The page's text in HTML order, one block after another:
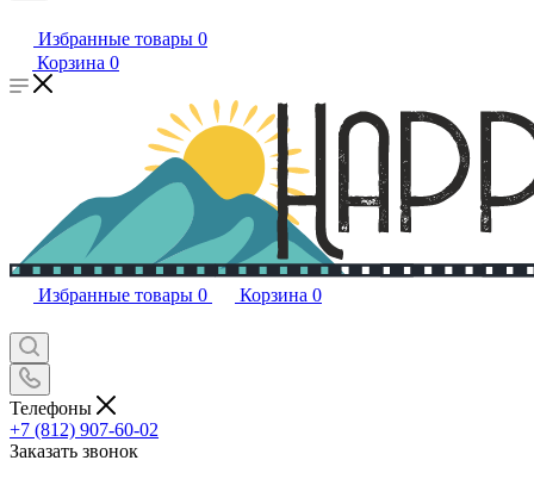
Избранные товары 0
Корзина 0
Избранные товары 0 Корзина 0
Телефоны
+7 (812) 907-60-02
Заказать звонок